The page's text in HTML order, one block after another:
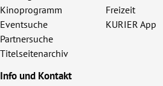
Kinoprogramm
Eventsuche
Partnersuche
Titelseitenarchiv
Freizeit
KURIER App
Info und Kontakt